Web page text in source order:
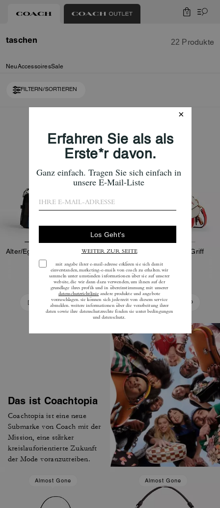
0
taschen 22 Produkte
NeuAccessoiresSale
FILTERN/SORTIEREN
Alter/Ego Kleine Slouchy Schultertasche
195 €
In Den Warenkorb
Bowling Tasche Mit Griff
295 €
In Den Warenkorb
Das ist Coachtopia
Coachtopia ist eine neue
Submarke von Coach mit der
Mission, eine stärker
kreislauforientierte Zukunft
der Mode voranzutreiben.
Almost Gone Almost Gone